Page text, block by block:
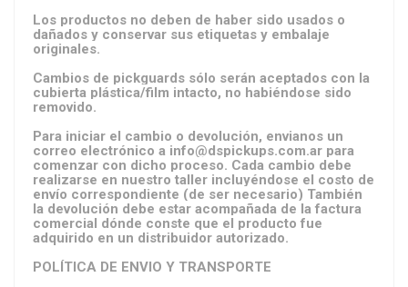
Los productos no deben de haber sido usados o
dañados y conservar sus etiquetas y embalaje
originales.
Cambios de pickguards sólo serán aceptados con la
cubierta plástica/film intacto, no habiéndose sido
removido.
Para iniciar el cambio o devolución, envianos un
correo electrónico a info@dspickups.com.ar para
comenzar con dicho proceso. Cada cambio debe
realizarse en nuestro taller incluyéndose el costo de
envío correspondiente (de ser necesario) También
la devolución debe estar acompañada de la factura
comercial dónde conste que el producto fue
adquirido en un distribuidor autorizado.
POLÍTICA DE ENVIO Y TRANSPORTE